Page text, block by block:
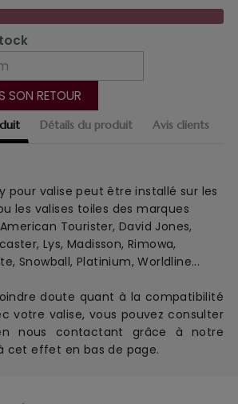
Détails du produit Avis clients
pour valise peut être installé sur les
les valises toiles des marques
Tourister, David Jones,
Lys, Madisson, Rimowa,
Snowball, Platinium, Worldline...
doute quant à la compatibilité
votre valise, vous pouvez consulter
nous contactant grâce à notre
cet effet en bas de page.
SON RETOUR